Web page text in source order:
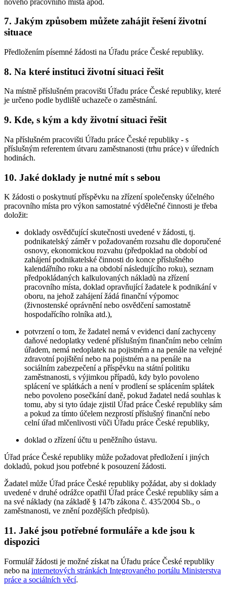
7. Jakým způsobem můžete zahájit řešení životní
situace
Předložením písemné žádosti na Úřadu práce České republiky.
8. Na které instituci životní situaci řešit
Na místně příslušném pracovišti Úřadu práce České republiky, které
je určeno podle bydliště uchazeče o zaměstnání.
9. Kde, s kým a kdy životní situaci řešit
Na příslušném pracovišti Úřadu práce České republiky - s
příslušným referentem útvaru zaměstnanosti (trhu práce) v úředních
hodinách.
10. Jaké doklady je nutné mít s sebou
K žádosti o poskytnutí příspěvku na zřízení společensky účelného
pracovního místa pro výkon samostatné výdělečné činnosti je třeba
doložit:
doklady osvědčující skutečnosti uvedené v žádosti, tj.
podnikatelský záměr v požadovaném rozsahu dle doporučené
osnovy, ekonomickou rozvahu (předpoklad na období od
zahájení podnikatelské činnosti do konce příslušného
kalendářního roku a na období následujícího roku), seznam
předpokládaných kalkulovaných nákladů na zřízení
pracovního místa, doklad opravňující žadatele k podnikání v
oboru, na jehož zahájení žádá finanční výpomoc
(živnostenské oprávnění nebo osvědčení samostatně
hospodařícího rolníka atd.),
potvrzení o tom, že žadatel nemá v evidenci daní zachyceny
daňové nedoplatky vedené příslušným finančním nebo celním
úřadem, nemá nedoplatek na pojistném a na penále na veřejné
zdravotní pojištění nebo na pojistném a na penále na
sociálním zabezpečení a příspěvku na státní politiku
zaměstnanosti, s výjimkou případů, kdy bylo povoleno
splácení ve splátkách a není v prodlení se splácením splátek
nebo povoleno posečkání daně, pokud žadatel nedá souhlas k
tomu, aby si tyto údaje zjistil Úřad práce České republiky sám
a pokud za tímto účelem nezprostí příslušný finanční nebo
celní úřad mlčenlivosti vůči Úřadu práce České republiky,
doklad o zřízení účtu u peněžního ústavu.
Úřad práce České republiky může požadovat předložení i jiných
dokladů, pokud jsou potřebné k posouzení žádosti.
Žadatel může Úřad práce České republiky požádat, aby si doklady
uvedené v druhé odrážce opatřil Úřad práce České republiky sám a
na své náklady (na základě § 147b zákona č. 435/2004 Sb., o
zaměstnanosti, ve znění pozdějších předpisů).
11. Jaké jsou potřebné formuláře a kde jsou k
dispozici
Formulář žádosti je možné získat na Úřadu práce České republiky
nebo na internetových stránkách Integrovaného portálu Ministerstva
práce a sociálních věcí.